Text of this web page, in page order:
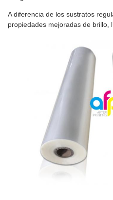
A diferencia de los sustratos
propiedades mejoradas de brillo,